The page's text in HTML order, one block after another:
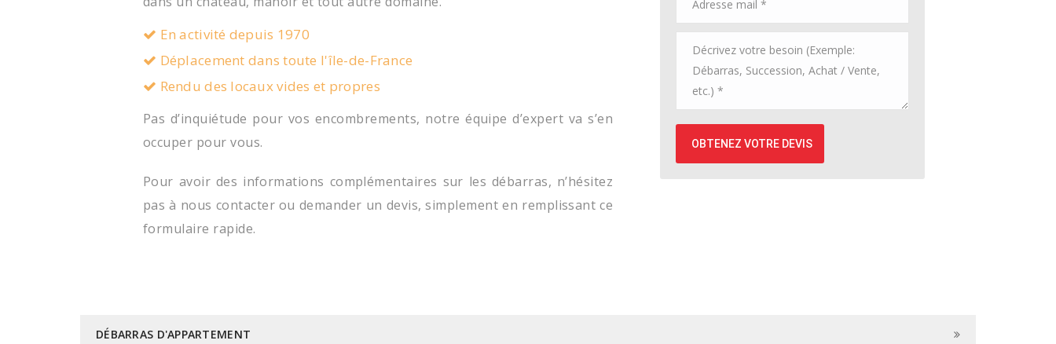
En activité depuis 1970
Déplacement dans toute l'île-de-France
Rendu des locaux vides et propres
Pas d’inquiétude pour vos encombrements, notre équipe d’expert va s’en
occuper pour vous.
Pour avoir des informations complémentaires sur les débarras, n’hésitez
pas à nous contacter ou demander un devis, simplement en remplissant ce
formulaire rapide.
DÉBARRAS D'APPARTEMENT